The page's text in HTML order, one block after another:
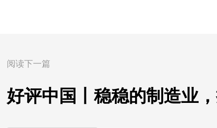
阅读下一篇
好评中国丨稳稳的制造业